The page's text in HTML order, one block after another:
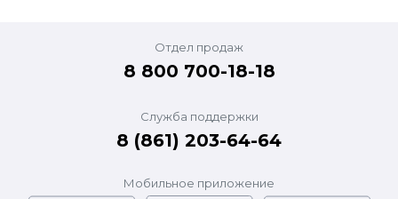
Мобильное приложение
Отдел продаж
8 800 700-18-18
Служба поддержки
8 (861) 203-64-64